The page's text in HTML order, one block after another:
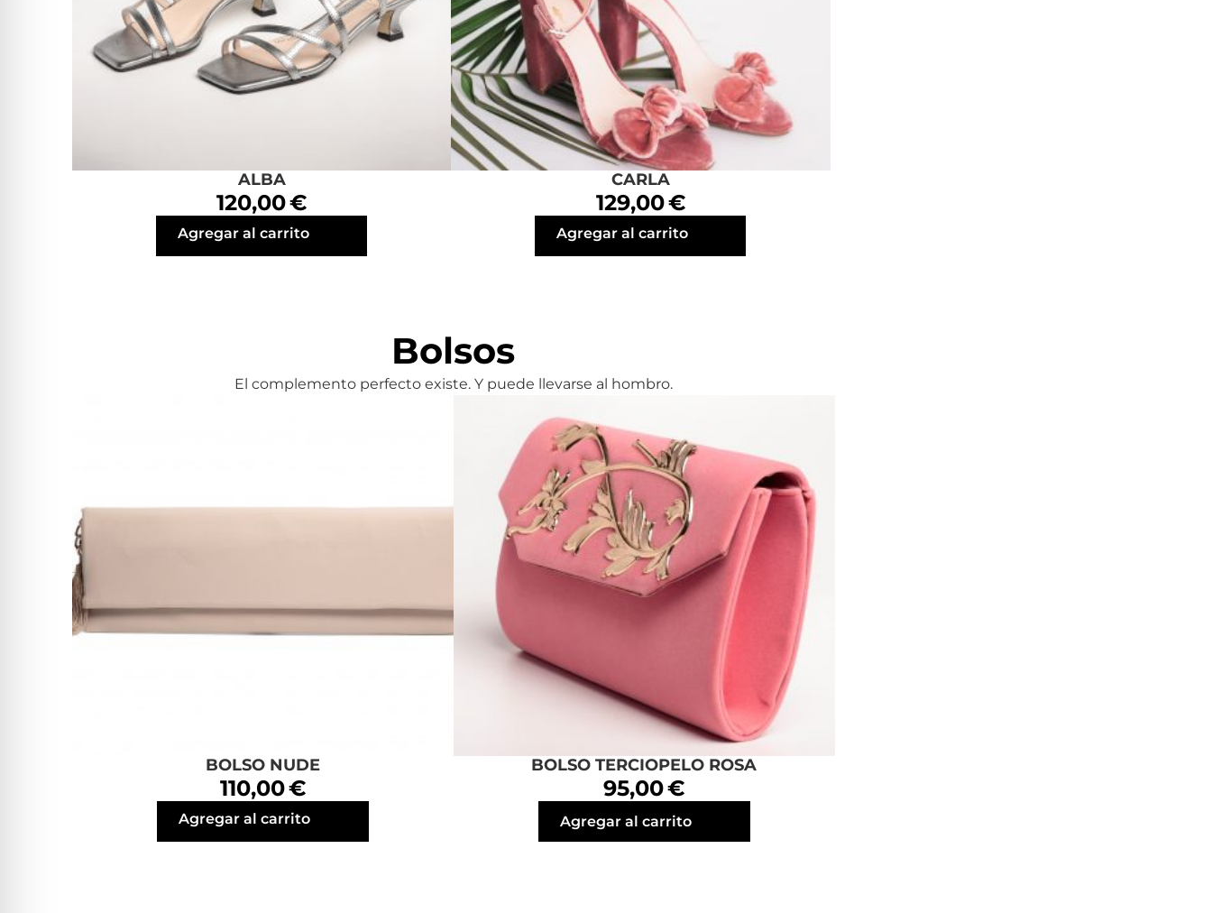
ALBA
120,00 €
Agregar al carrito
CARLA
129,00 €
Agregar al carrito
Bolsos
El complemento perfecto existe. Y puede llevarse al hombro.
BOLSO NUDE
110,00 €
Agregar al carrito
BOLSO TERCIOPELO ROSA
95,00 €
Agregar al carrito